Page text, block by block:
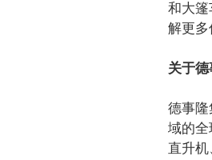
和大篷
解更多
关于德
德事隆
域的
直升